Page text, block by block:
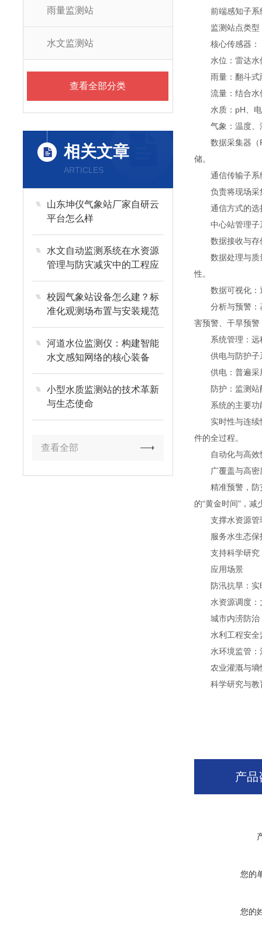
雨量监测站
水文监测站
查看全部分类
相关文章
ARTICLES
山东坤仪气象站厂家自研云
平台怎么样
水文自动监测系统在水资源
管理与防灾减灾中的工程应
用
校园气象站设备怎么建？标
准化观测场布置与安装规范
详解
河道水位监测仪：构建智能
水文感知网络的核心装备
小型水质监测站的技术革新
与生态使命​
查看全部
前端感知子系
监测站点类型：
核心传感器：
水位：雷达水位
雨量：翻斗式
流量：结合水位
水质：pH、电
气象：温度、湿
数据采集器（
储。
通信传输子系
负责将现场采集
通信方式的选
中心站管理子
数据接收与存储
数据处理与质量
性。
数据可视化：通
分析与预警：基
害预警、干旱预
系统管理：远程
供电与防护子
供电：普遍采用
防护：监测站配
系统的主要功
实时性与连续性
件的全过程。
自动化与高效性
广覆盖与高密度
精准预警，防灾
的“黄金时间"，减
支撑水资源管理
服务水生态保护
支持科学研究：
应用场景
防汛抗旱：实时
水资源调度：大
城市内涝防治：
水利工程安全监
水环境监管：
农业灌溉与墒
科学研究与教
产品
您的
您的